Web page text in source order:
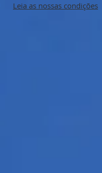
Leia as nossas condições